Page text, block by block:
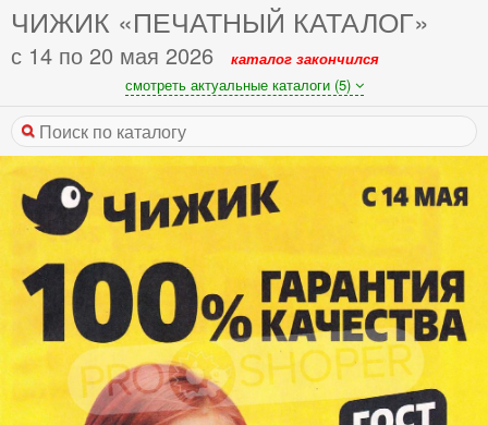
ЧИЖИК «ПЕЧАТНЫЙ КАТАЛОГ»
с 14 по 20 мая 2026
каталог закончился
смотреть актуальные каталоги (5)